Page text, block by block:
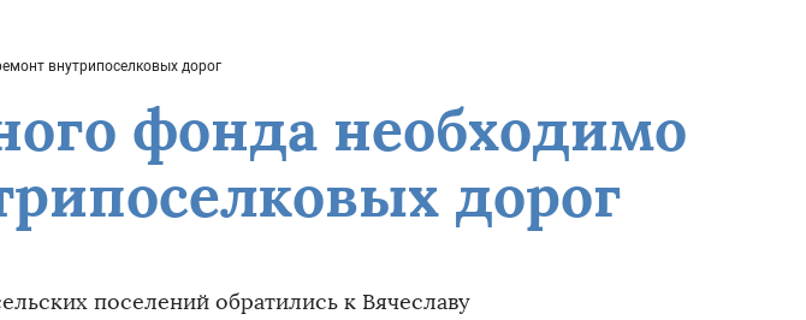
внутрипоселковых дорог
фонда необходимо
дорог
поселений обратились к Вячеславу